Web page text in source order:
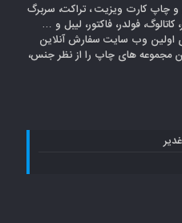
و چاپ کارت ویزیت ، تراکت، سربرگ
فولدر، فاکتور، لیبل و …
اولین وب سایت سفارش آنلاین
مجموعه های چاپ را از نظر جنس،